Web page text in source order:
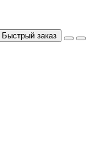
Быстрый заказ